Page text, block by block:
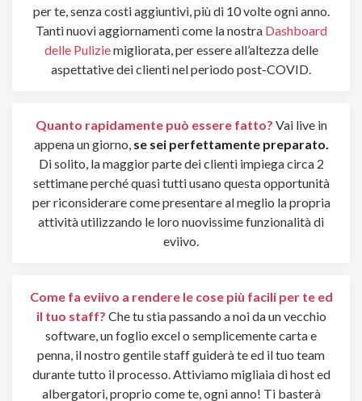
per te, senza costi aggiuntivi, più di 10 volte ogni anno.
Tanti nuovi aggiornamenti come la nostra Dashboard
delle Puliziemigliorata, per essere all’altezza delle
aspettative dei clienti nel periodo post-COVID.
Quanto rapidamente può essere fatto? Vai live in
appena un giorno, se sei perfettamente preparato.
Di solito, la maggior parte dei clienti impiega circa 2
settimane perché quasi tutti usano questa opportunità
per riconsiderare come presentare al meglio la propria
attività utilizzando le loro nuovissime funzionalità di
eviivo.
Come fa eviivo a rendere le cose più facili per te ed
il tuo staff? Che tu stia passando a noi da un vecchio
software, un foglio excel o semplicemente carta e
penna, il nostro gentile staff guiderà te ed il tuo team
durante tutto il processo. Attiviamo migliaia di host ed
albergatori, proprio come te, ogni anno! Ti basterà